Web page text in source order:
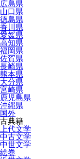
広島県
山口県
徳島県
香川県
愛媛県
高知県
福岡県
佐賀県
長崎県
熊本県
大分県
宮崎県
鹿児島県
沖縄県
国外
古典籍
上代文学
中古文学
中世文学
絵巻